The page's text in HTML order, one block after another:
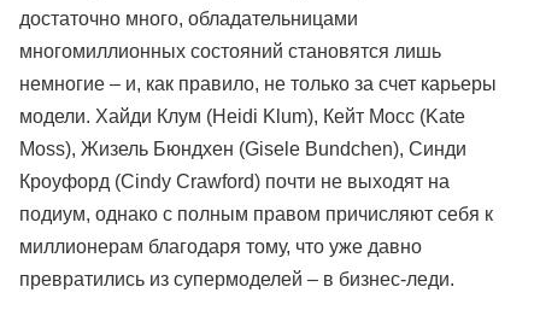
достаточно много, обладательницами
многомиллионных состояний становятся лишь
немногие – и, как правило, не только за счет карьеры
модели. Хайди Клум (Heidi Klum), Кейт Мосс (Kate
Moss), Жизель Бюндхен (Gisele Bundchen), Синди
Кроуфорд (Cindy Crawford) почти не выходят на
подиум, однако с полным правом причисляют себя к
миллионерам благодаря тому, что уже давно
превратились из супермоделей – в бизнес-леди.